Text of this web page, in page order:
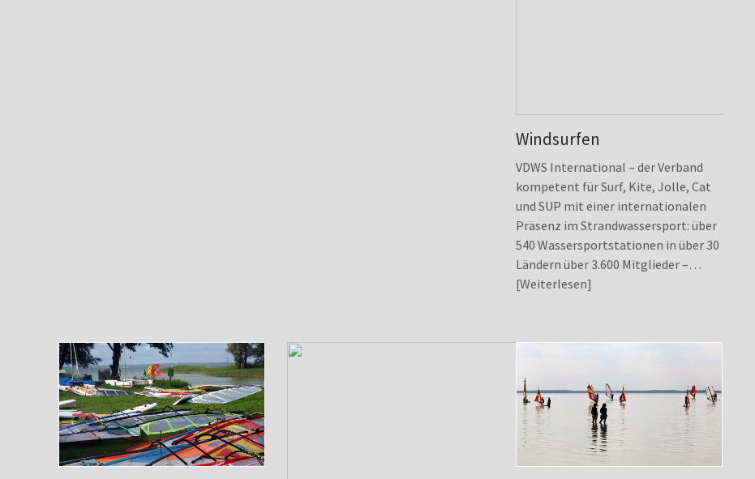
Windsurfen
VDWS International – der Verband
kompetent für Surf, Kite, Jolle, Cat
und SUP mit einer internationalen
Präsenz im Strandwassersport: über
540 Wassersportstationen in über 30
Ländern über 3.600 Mitglieder –…
Weiterlesen